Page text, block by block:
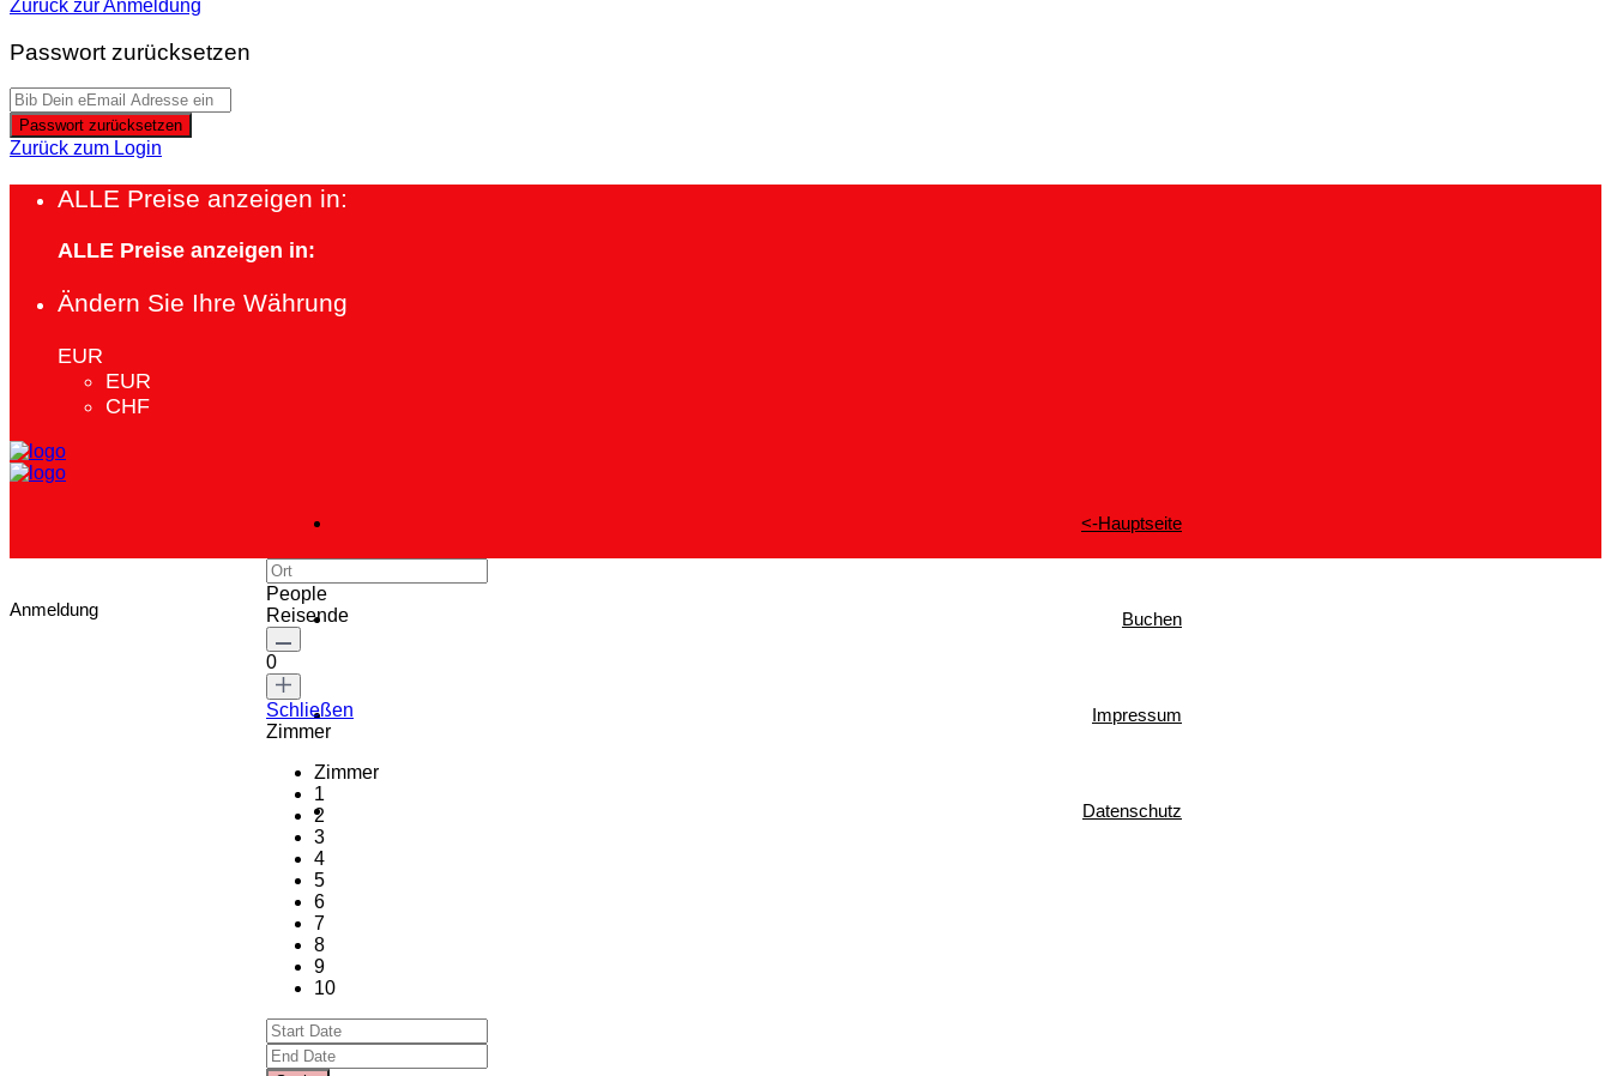
Zurück zur Anmeldung
Passwort zurücksetzen
Passwort zurücksetzen
Zurück zum Login
ALLE Preise anzeigen in:
ALLE Preise anzeigen in:
Ändern Sie Ihre Währung
EUR
EUR
CHF
<-Hauptseite
Buchen
Impressum
Datenschutz
Anmeldung
People
Reisende
0
Schließen
Zimmer
Zimmer
1
2
3
4
5
6
7
8
9
10